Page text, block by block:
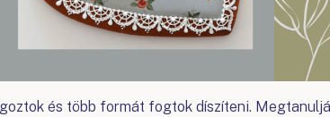
és több formát fogtok díszíteni.